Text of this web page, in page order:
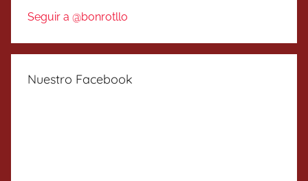
Seguir a @bonrotllo
Nuestro Facebook